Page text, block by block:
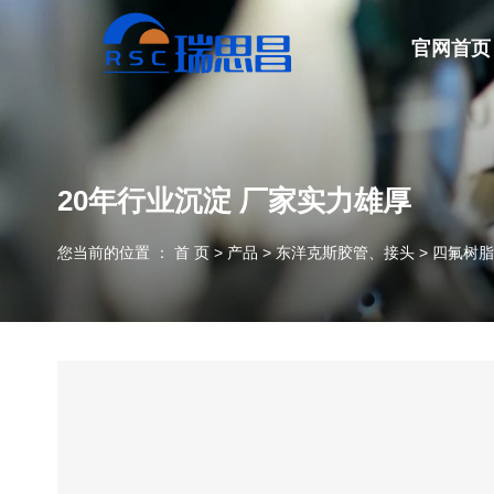
官网首页
20年行业沉淀 厂家实力雄厚
您当前的位置 ： 首 页 >产品 >东洋克斯胶管、接头 > 四氟树脂